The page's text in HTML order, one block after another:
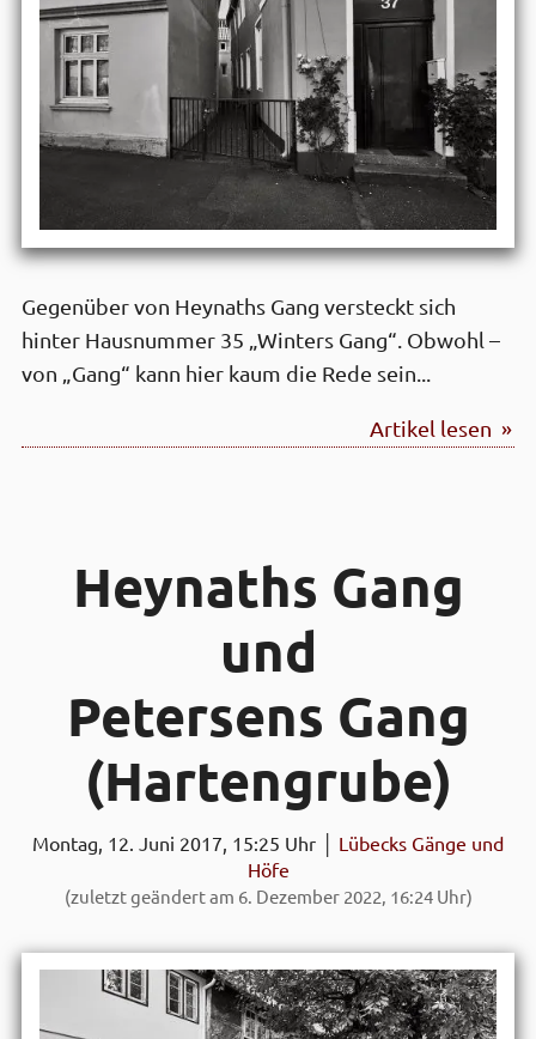
Gegenüber von Heynaths Gang versteckt sich
hinter Hausnummer 35 „Winters Gang“. Obwohl –
von „Gang“ kann hier kaum die Rede sein...
Artikel lesen »
Heynaths Gang
und
Petersens Gang
(Harten­grube)
Montag, 12. Juni 2017, 15:25 Uhr │ Lübecks Gänge und
Höfe
(zuletzt geändert am 6. Dezember 2022, 16:24 Uhr)